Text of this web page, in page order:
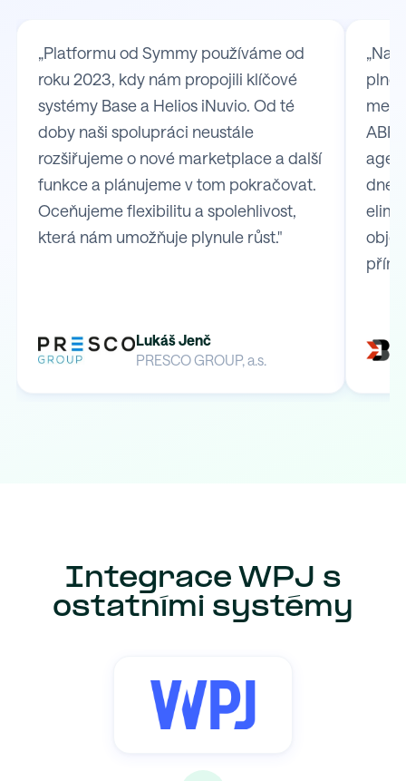
„Platformu od Symmy používáme od
roku 2023, kdy nám propojili klíčové
systémy Base a Helios iNuvio. Od té
doby naši spolupráci neustále
rozšiřujeme o nové marketplace a další
funkce a plánujeme v tom pokračovat.
Oceňujeme flexibilitu a spolehlivost,
která nám umožňuje plynule růst."
Lukáš Jenč
PRESCO GROUP, a.s.
„Na
plně
mezi
dnes
Integrace WPJ s
ostatními systémy